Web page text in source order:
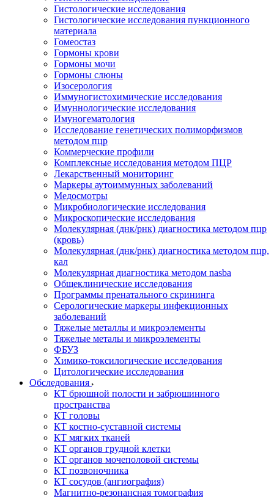
Гистологические исследования
Гистологические исследования пункционного
материала
Гомеостаз
Гормоны крови
Гормоны мочи
Гормоны слюны
Изосерология
Иммуногистохимические исследования
Имуннологические исследования
Имуногематология
Исследование генетических полиморфизмов
методом пцр
Коммерческие профили
Комплексные исследования методом ПЦР
Лекарственный мониторинг
Маркеры аутоиммунных заболеваний
Медосмотры
Микробиологические исследования
Микроскопические исследования
Молекулярная (днк/рнк) диагностика методом пцр
(кровь)
Молекулярная (днк/рнк) диагностика методом пцр,
кал
Молекулярная диагностика методом nasba
Общеклинические исследования
Программы пренатального скрининга
Серологические маркеры инфекционных
заболеваний
Тяжелые металлы и микроэлементы
Тяжелые металы и микроэлементы
ФБУЗ
Химико-токсилогические исследования
Цитологические исследования
Обследования
КТ брюшной полости и забрюшинного
пространства
КТ головы
КТ костно-суставной системы
КТ мягких тканей
КТ органов грудной клетки
КТ органов мочеполовой системы
КТ позвоночника
КТ сосудов (ангиография)
Магнитно-резонансная томография